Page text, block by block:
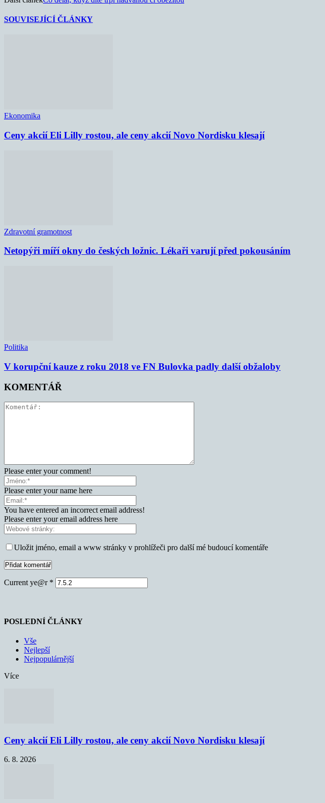
SOUVISEJÍCÍ ČLÁNKY
Ekonomika
Ceny akcií Eli Lilly rostou, ale ceny akcií Novo Nordisku klesají
Zdravotní gramotnost
Netopýři míří okny do českých ložnic. Lékaři varují před pokousáním
Politika
V korupční kauze z roku 2018 ve FN Bulovka padly další obžaloby
KOMENTÁŘ
Please enter your comment!
Please enter your name here
You have entered an incorrect email address!
Please enter your email address here
Uložit jméno, email a www stránky v prohlížeči pro další mé budoucí komentáře
Current ye@r *
POSLEDNÍ ČLÁNKY
Vše
Nejlepší
Nejpopulárnější
Více
Ceny akcií Eli Lilly rostou, ale ceny akcií Novo Nordisku klesají
6. 8. 2026